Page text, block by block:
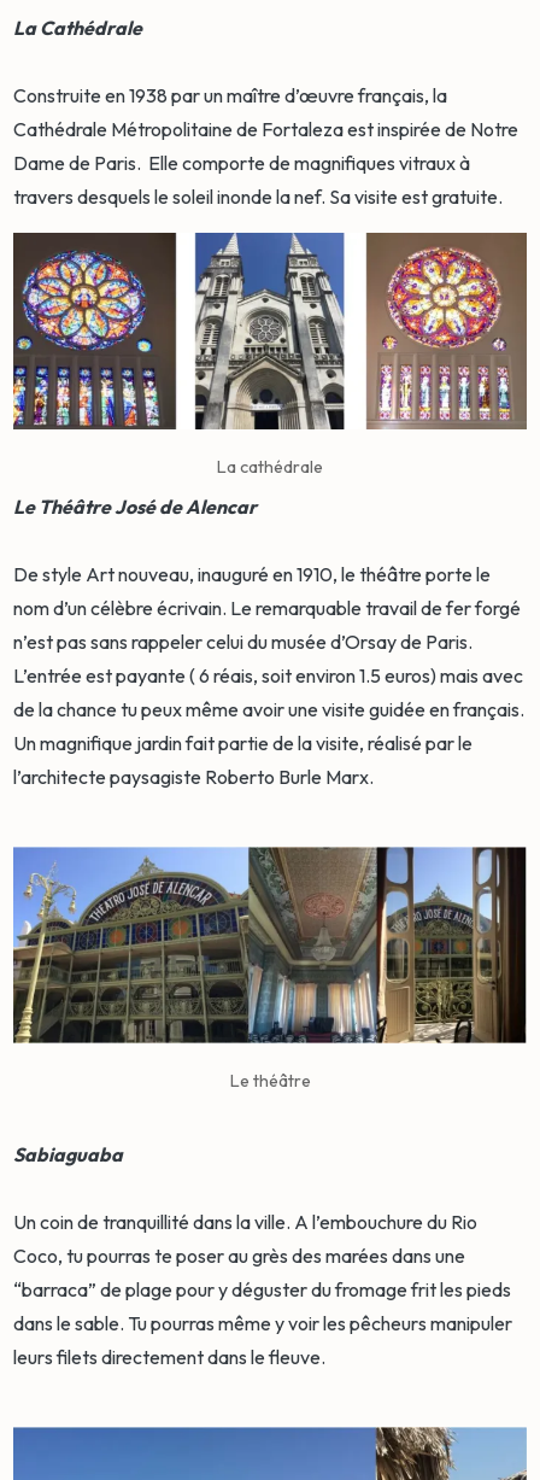
La Cathédrale
Construite en 1938 par un maître d’œuvre français, la
Cathédrale Métropolitaine de Fortaleza est inspirée de Notre
Dame de Paris. Elle comporte de magnifiques vitraux à
travers desquels le soleil inonde la nef. Sa visite est gratuite.
La cathédrale
Le Théâtre José de Alencar
De style Art nouveau, inauguré en 1910, le théâtre porte le
nom d’un célèbre écrivain. Le remarquable travail de fer forgé
n’est pas sans rappeler celui du musée d’Orsay de Paris.
L’entrée est payante ( 6 réais, soit environ 1.5 euros) mais avec
de la chance tu peux même avoir une visite guidée en français.
Un magnifique jardin fait partie de la visite, réalisé par le
l’architecte paysagiste Roberto Burle Marx.
Le théâtre
Sabiaguaba
Un coin de tranquillité dans la ville. A l’embouchure du Rio
Coco, tu pourras te poser au grès des marées dans une
“barraca” de plage pour y déguster du fromage frit les pieds
dans le sable. Tu pourras même y voir les pêcheurs manipuler
leurs filets directement dans le fleuve.